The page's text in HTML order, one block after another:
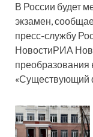
В России будет
экзамен,
пресс-службу
НовостиРИА
преобразования
«Существующий